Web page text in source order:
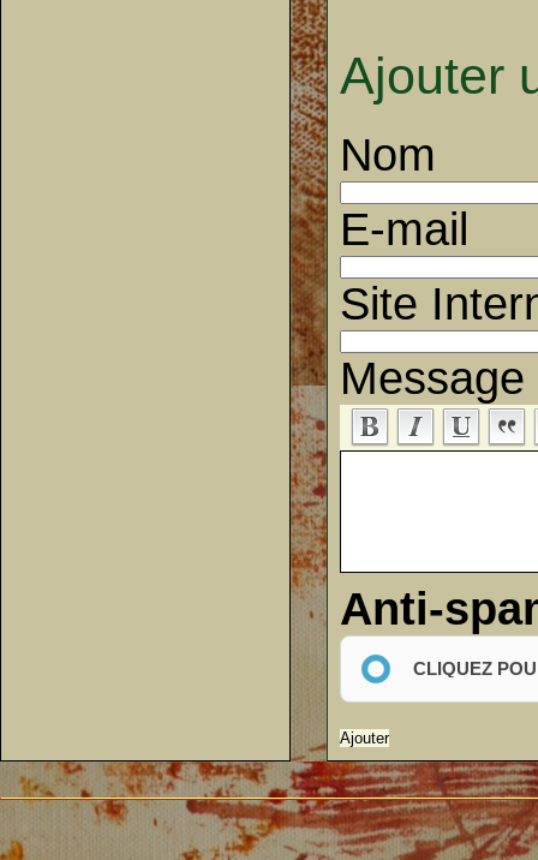
Ajouter
Nom
E-mail
Site
Message
Anti-
CLIQUEZ